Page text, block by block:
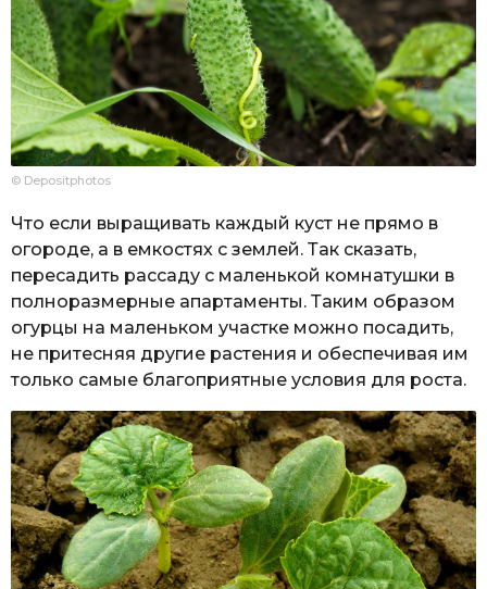
© Depositphotos
Что если выращивать каждый куст не прямо в
огороде, а в емкостях с землей. Так сказать,
пересадить рассаду с маленькой комнатушки в
полноразмерные апартаменты. Таким образом
огурцы на маленьком участке можно посадить,
не притесняя другие растения и обеспечивая им
только самые благоприятные условия для роста.